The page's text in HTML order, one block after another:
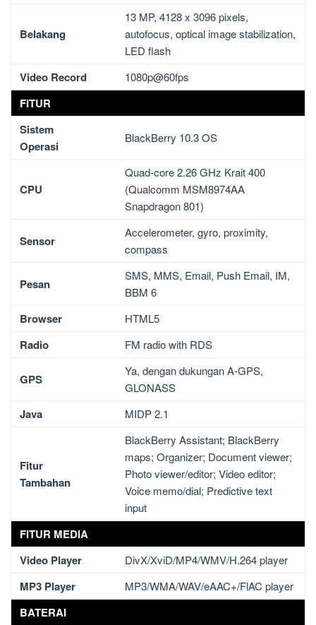
Belakang
13 MP, 4128 x 3096 pixels,
autofocus, optical image stabilization,
LED flash
Video Record 1080p@60fps
FITUR
Sistem
Operasi
BlackBerry 10.3 OS
CPU
Quad-core 2.26 GHz Krait 400
(Qualcomm MSM8974AA
Snapdragon 801)
Sensor
Accelerometer, gyro, proximity,
compass
Pesan
SMS, MMS, Email, Push Email, IM,
BBM 6
Browser HTML5
Radio FM radio with RDS
GPS
Ya, dengan dukungan A-GPS,
GLONASS
Java MIDP 2.1
Fitur
Tambahan
BlackBerry Assistant; BlackBerry
maps; Organizer; Document viewer;
Photo viewer/editor; Video editor;
Voice memo/dial; Predictive text
input
FITUR MEDIA
Video Player
DivX/XviD/MP4/WMV/H.264 player
MP3 Player MP3/WMA/WAV/eAAC+/FlAC player
BATERAI